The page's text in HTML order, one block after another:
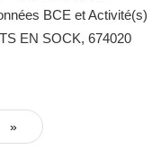
BCE et Activité(s)
EN SOCK, 674020
»